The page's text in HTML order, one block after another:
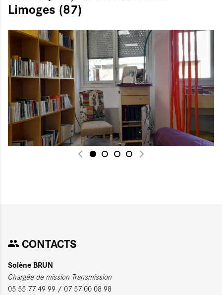
Limoges (87)
CONTACTS
Solène BRUN
Chargée de mission Transmission
05 55 77 49 99 / 07 57 00 08 98